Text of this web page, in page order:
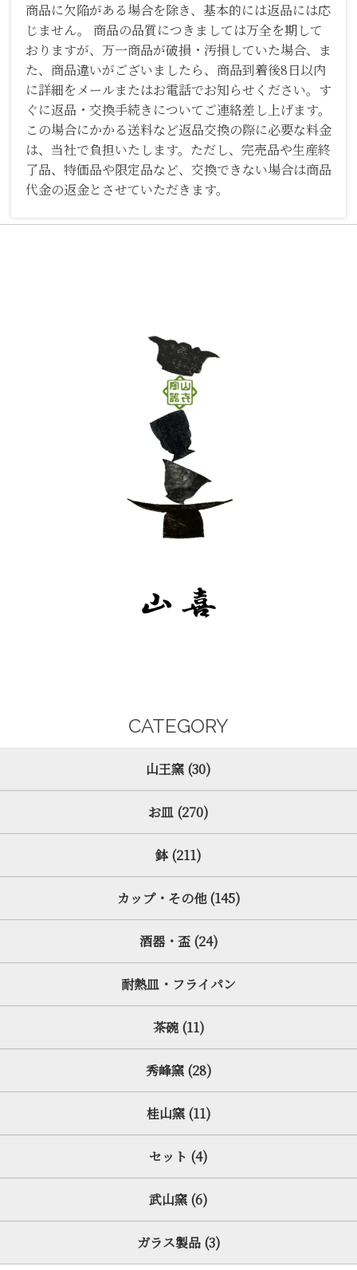
商品に欠陥がある場合を除き、基本的には返品には応
じません。 商品の品質につきましては万全を期して
おりますが、万一商品が破損・汚損していた場合、ま
た、商品違いがございましたら、商品到着後8日以内
に詳細をメールまたはお電話でお知らせください。す
ぐに返品・交換手続きについてご連絡差し上げます。
この場合にかかる送料など返品交換の際に必要な料金
は、当社で負担いたします。ただし、完売品や生産終
了品、特価品や限定品など、交換できない場合は商品
代金の返金とさせていただきます。
CATEGORY
山王窯 (30)
お皿 (270)
鉢 (211)
カップ・その他 (145)
酒器・盃 (24)
耐熱皿・フライパン
茶碗 (11)
秀峰窯 (28)
桂山窯 (11)
セット (4)
武山窯 (6)
ガラス製品 (3)